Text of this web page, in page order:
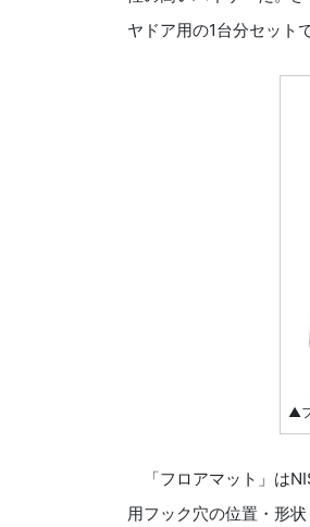
ヤドア用の1台分セット
▲
「フロアマット」は
用フック穴の位置・形